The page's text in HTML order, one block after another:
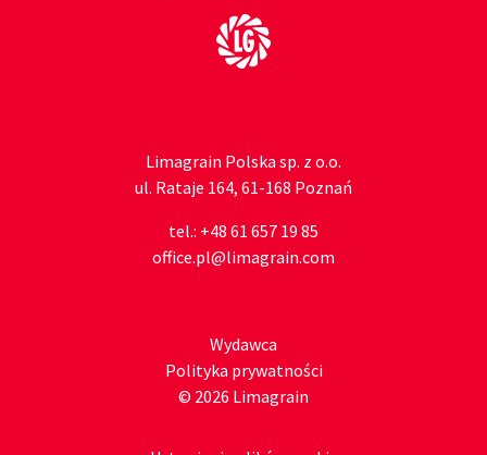
Limagrain Polska sp. z o.o.
ul. Rataje 164, 61-168 Poznań
tel.: +48 61 657 19 85
office.pl@limagrain.com
Wydawca
Polityka prywatności
© 2026 Limagrain